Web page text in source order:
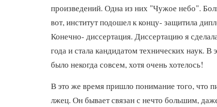
произведений. Одна из них "Чужое небо".
вот, институт подошел к концу- защитила
Конечно- диссертация. Диссертацию я
года и стала кандидатом технических наук. В
было некогда совсем, хотя очень хотелось!
В это же время пришло понимание того, что
лжец. Он бывает связан с нечто большим,